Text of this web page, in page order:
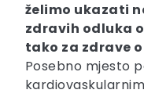
želimo ukazati
zdravih odluka
tako za zdrave
Posebno mjesto